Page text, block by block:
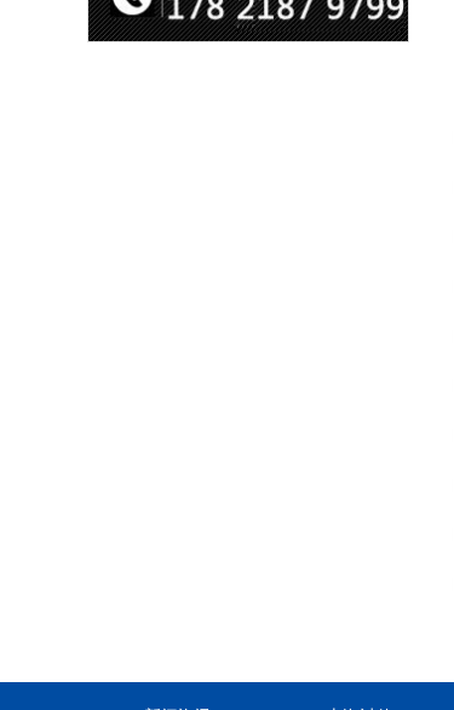
金、保单）也能执行 强